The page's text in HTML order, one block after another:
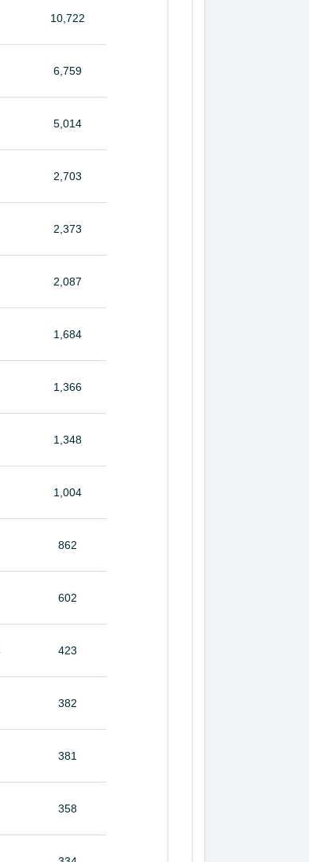
10,722
6,759
5,014
2,703
2,373
2,087
1,684
1,366
1,348
1,004
862
602
423
382
381
358